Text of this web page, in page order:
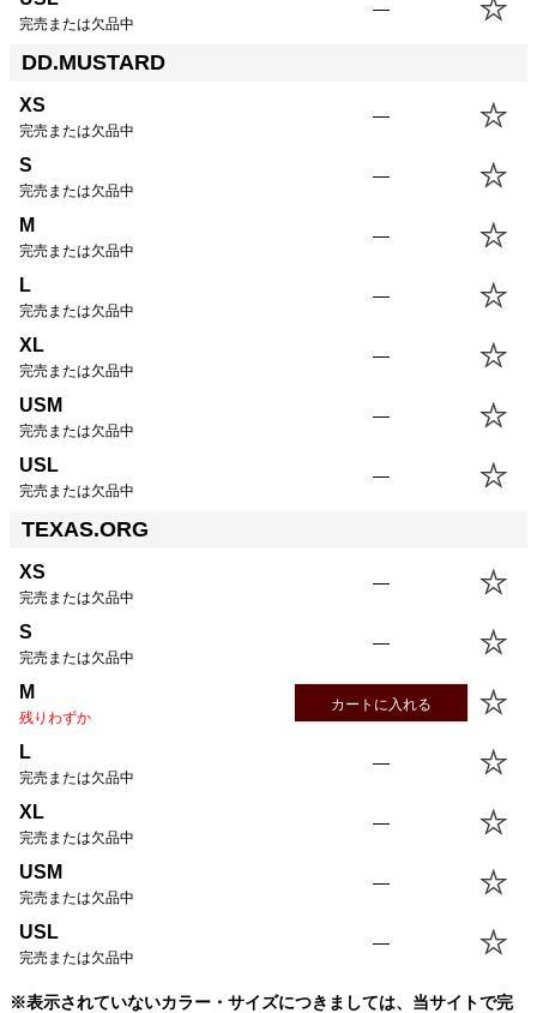
完売または欠品中
—
DD.MUSTARD
XS
完売または欠品中
—
S
完売または欠品中
—
M
完売または欠品中
—
L
完売または欠品中
—
XL
完売または欠品中
—
USM
完売または欠品中
—
USL
完売または欠品中
—
TEXAS.ORG
XS
完売または欠品中
—
S
完売または欠品中
—
M
残りわずか
カートに入れる
L
完売または欠品中
—
XL
完売または欠品中
—
USM
完売または欠品中
—
USL
完売または欠品中
—
※表示されていないカラー・サイズにつきましては、当サイトで完